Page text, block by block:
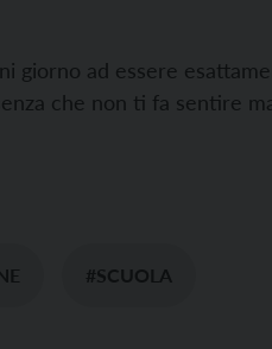
giorno ad essere
che non ti fa sentire
#SCUOLA